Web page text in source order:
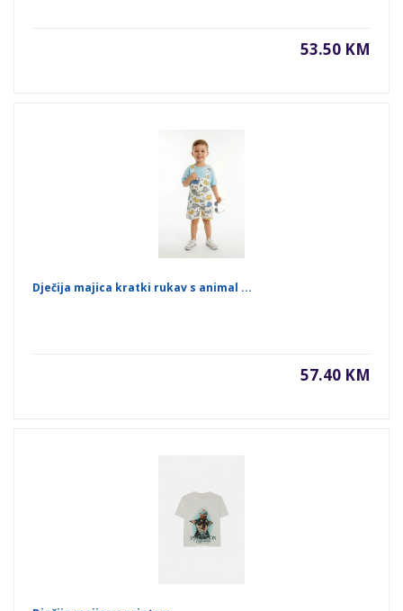
53.50 KM
Dječija majica kratki rukav s animal ...
57.40 KM